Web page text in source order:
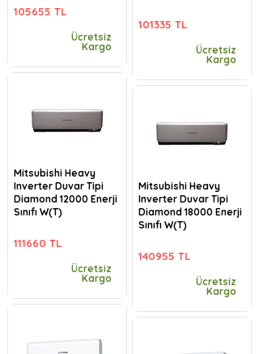
105655 TL
Ücretsiz
Kargo
Mitsubishi Heavy
Inverter Duvar Tipi
Diamond 12000 Enerji
Sınıfı W(T)
111660 TL
Ücretsiz
Kargo
101335 TL
Ücretsiz
Kargo
Mitsubishi Heavy
Inverter Duvar Tipi
Diamond 18000 Enerji
Sınıfı W(T)
140955 TL
Ücretsiz
Kargo